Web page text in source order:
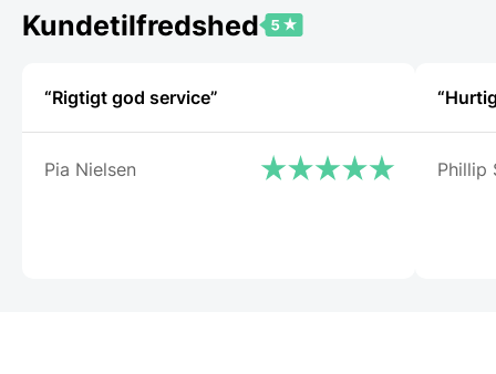
Kundetilfredshed
“Rigtigt god service”
Pia Nielsen Phillip